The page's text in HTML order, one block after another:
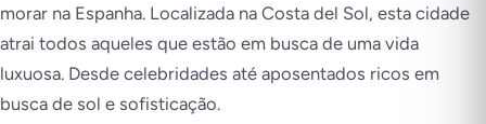
morar na Espanha. Localizada na Costa del Sol, esta cidade
atrai todos aqueles que estão em busca de uma vida
luxuosa. Desde celebridades até aposentados ricos em
busca de sol e sofisticação.